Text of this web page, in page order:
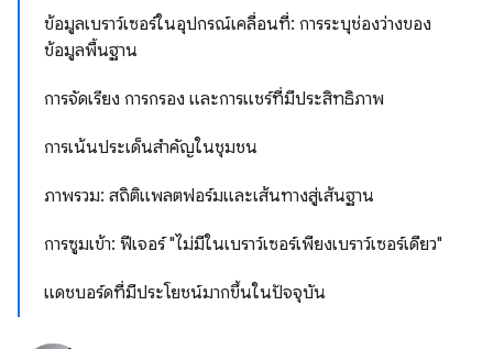
ข้อมูลเบราว์เซอร์ในอุปกรณ์เคลื่อนที่: การระบุช่องว่างของ
ข้อมูลพื้นฐาน
การจัดเรียง การกรอง และการแชร์ที่มีประสิทธิภาพ
การเน้นประเด็นสำคัญในชุมชน
ภาพรวม: สถิติแพลตฟอร์มและเส้นทางสู่เส้นฐาน
การซูมเข้า: ฟีเจอร์ "ไม่มีในเบราว์เซอร์เพียงเบราว์เซอร์เดียว"
แดชบอร์ดที่มีประโยชน์มากขึ้นในปัจจุบัน